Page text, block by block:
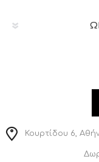
Κουρτίδου 6,